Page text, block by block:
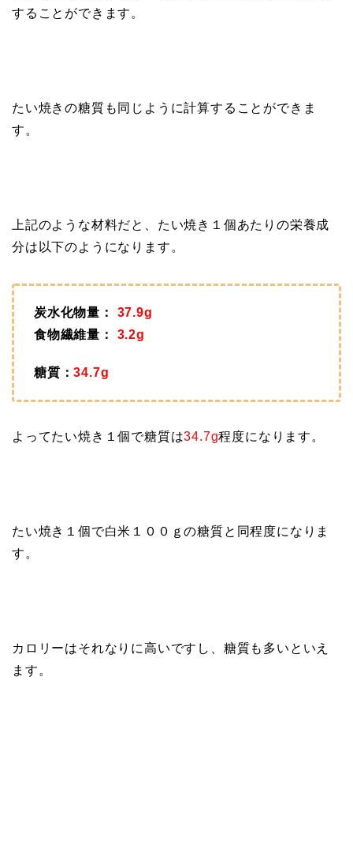
することができます。
たい焼きの糖質も同じように計算することができま
す。
上記のような材料だと、たい焼き１個あたりの栄養成
分は以下のようになります。
炭水化物量：
37.9g
食物繊維量：
3.2g
糖質：34.7g
よってたい焼き１個で糖質は34.7g程度になります。
たい焼き１個で白米１００ｇの糖質と同程度になりま
す。
カロリーはそれなりに高いですし、糖質も多いといえ
ます。